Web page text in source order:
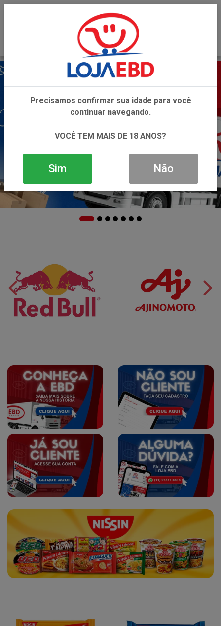
Precisamos confirmar sua idade para você
continuar navegando.
VOCÊ TEM MAIS DE 18 ANOS?
Sim Não